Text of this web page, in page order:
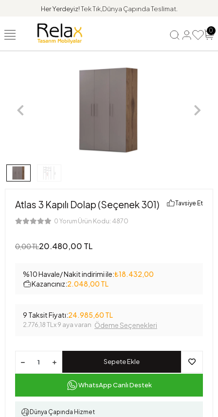
Her Yerdeyiz!Tek Tık,Dünya Çapında Teslimat.
0
Atlas 3 Kapılı Dolap (Seçenek 301)
0 Yorum Ürün Kodu: 4870
Tavsiye Et
0,00 TL20.480,00 TL
%10 Havale/ Nakit indirimi ile:₺18.432,00
Kazancınız:2.048,00 TL
9 Taksit Fiyatı:24.985,60 TL
2.776,18 TL x 9 aya varan Ödeme Seçenekleri
Sepete Ekle
WhatsApp Canlı Destek
Dünya Çapında Hizmet